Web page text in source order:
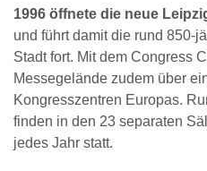
1996 öffnete die neue
und führt damit die rund 850-
Stadt fort. Mit dem Congress
Messegelände zudem über
Kongresszentren Europas.
finden in den 23 separaten
jedes Jahr statt.